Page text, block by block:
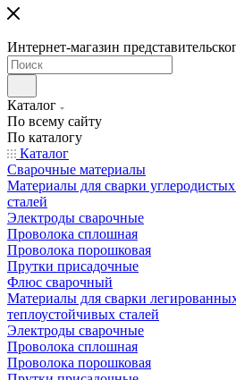
Интернет-магазин
Каталог
По всему сайту
По каталогу
Каталог
Сварочные материалы
Материалы для сварки
сталей
Электроды сварочные
Проволока сплошная
Проволока порошковая
Прутки присадочные
Флюс сварочный
Материалы для сварки
теплоустойчивых сталей
Электроды сварочные
Проволока сплошная
Проволока порошковая